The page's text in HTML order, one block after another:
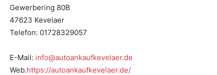
Gewerbering 80B
47623 Kevelaer
Telefon: 01728329057
E-Mail: info@autoankaufkevelaer.de
Web.https://autoankaufkevelaer.de/